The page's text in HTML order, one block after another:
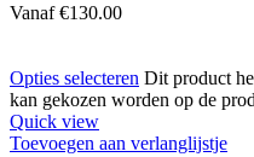
Vanaf €130.00
Opties selecteren Dit product
kan gekozen worden op de
Quick view
Toevoegen aan verlanglijstje